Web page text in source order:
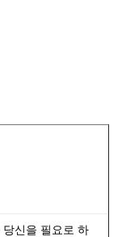
신을 필요로 하